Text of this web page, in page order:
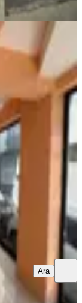
100. Yıl
07.08.2026
Ara